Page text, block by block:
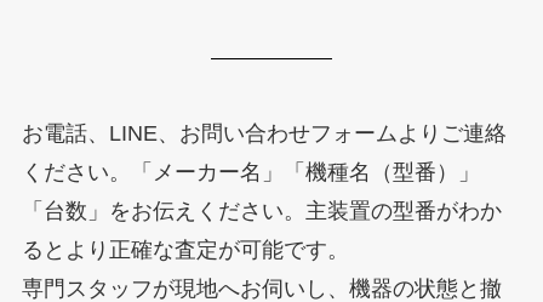
お電話、LINE、お問い合わせフォームよりご連絡
ください。「メーカー名」「機種名（型番）」
「台数」をお伝えください。主装置の型番がわか
るとより正確な査定が可能です。
専門スタッフが現地へお伺いし、機器の状態と撤